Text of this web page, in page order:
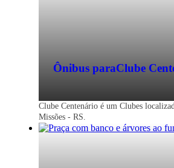
Ônibus paraClube
Clube Centenário é um Clubes
Missões - RS.